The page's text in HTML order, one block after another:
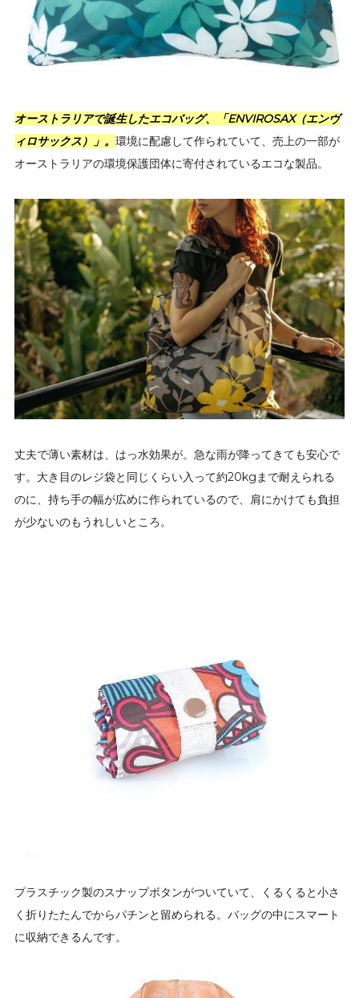
オーストラリアで誕生したエコバッグ、「ENVIROSAX（エンヴ
ィロサックス）」。 環境に配慮して作られていて、売上の一部が
オーストラリアの環境保護団体に寄付されているエコな製品。
丈夫で薄い素材は、はっ水効果が。急な雨が降ってきても安心で
す。大き目のレジ袋と同じくらい入って約20kgまで耐えられる
のに、持ち手の幅が広めに作られているので、肩にかけても負担
が少ないのもうれしいところ。
プラスチック製のスナップボタンがついていて、くるくると小さ
く折りたたんでからパチンと留められる。バッグの中にスマート
に収納できるんです。